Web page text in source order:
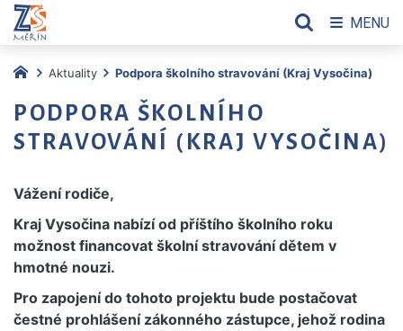
Aktuality Podpora školního stravování (Kraj Vysočina)
PODPORA ŠKOLNÍHO
STRAVOVÁNÍ (KRAJ VYSOČINA)
Vážení rodiče,
Kraj Vysočina nabízí od příštího školního roku
možnost financovat školní stravování dětem v
hmotné nouzi.
Pro zapojení do tohoto projektu bude postačovat
čestné prohlášení zákonného zástupce, jehož rodina
MENU